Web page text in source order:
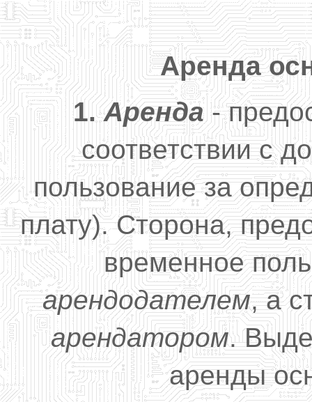
Аренда
1. Аренда -
соответствии с
пользование за
плату). Сторона,
временное
арендодателем, а
арендатором.
аренды